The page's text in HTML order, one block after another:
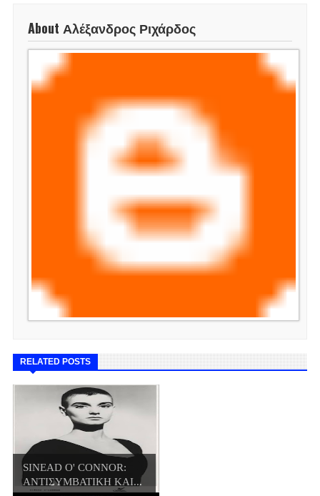
About Αλέξανδρος Ριχάρδος
RELATED POSTS
SINEAD O' CONNOR:
ΑΝΤΙΣΥΜΒΑΤΙΚΗ ΚΑΙ...